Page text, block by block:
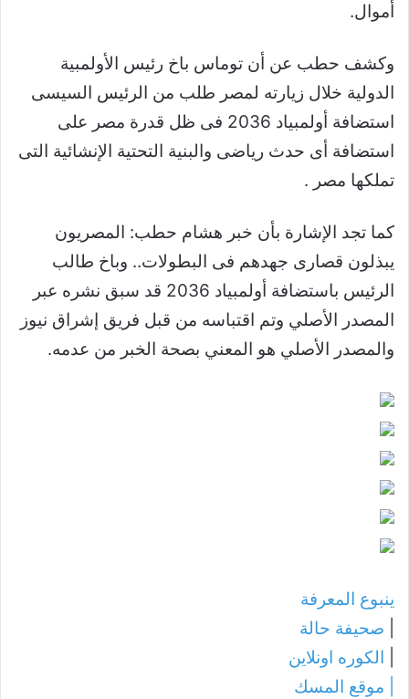
أموال.
وكشف حطب عن أن توماس باخ رئيس الأولمبية
الدولية خلال زيارته لمصر طلب من الرئيس السيسى
استضافة أولمبياد 2036 فى ظل قدرة مصر على
استضافة أى حدث رياضى والبنية التحتية الإنشائية التى
تملكها مصر .
كما تجد الإشارة بأن خبر هشام حطب: المصريون
يبذلون قصارى جهدهم فى البطولات.. وباخ طالب
الرئيس باستضافة أولمبياد 2036 قد سبق نشره عبر
المصدر الأصلي وتم اقتباسه من قبل فريق إشراق نيوز
والمصدر الأصلي هو المعني بصحة الخبر من عدمه.
ينبوع المعرفة
صحيفة حالة
الكوره اونلاين
موقع المسك